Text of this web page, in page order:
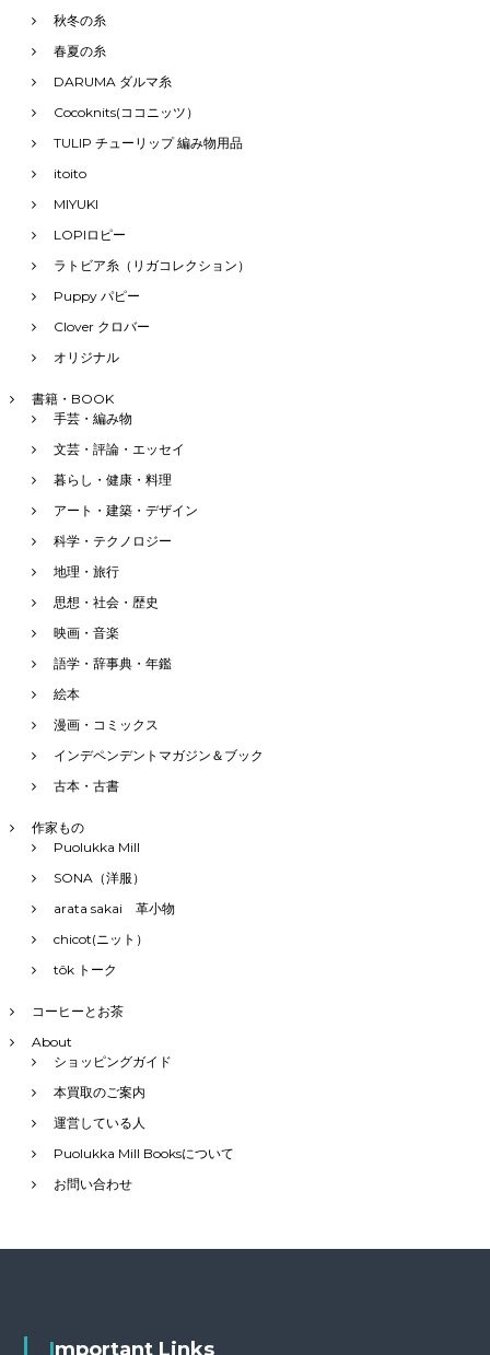
秋冬の糸
春夏の糸
DARUMA ダルマ糸
Cocoknits(ココニッツ）
TULIP チューリップ 編み物用品
itoito
MIYUKI
LOPIロピー
ラトビア糸（リガコレクション）
Puppy パピー
Clover クロバー
オリジナル
書籍・BOOK
手芸・編み物
文芸・評論・エッセイ
暮らし・健康・料理
アート・建築・デザイン
科学・テクノロジー
地理・旅行
思想・社会・歴史
映画・音楽
語学・辞事典・年鑑
絵本
漫画・コミックス
インデペンデントマガジン＆ブック
古本・古書
作家もの
Puolukka Mill
SONA（洋服）
arata sakai 革小物
chicot(ニット）
tôk トーク
コーヒーとお茶
About
ショッピングガイド
本買取のご案内
運営している人
Puolukka Mill Booksについて
お問い合わせ
Important Links